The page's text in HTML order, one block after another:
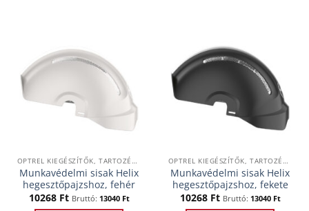
OPTREL KIEGÉSZÍTŐK, TARTOZÉKOK
Munkavédelmi sisak Helix
hegesztőpajzshoz, fehér
10268 Ft Bruttó: 13040 Ft
OPTREL KIEGÉSZÍTŐK, TARTOZÉKOK
Munkavédelmi sisak Helix
hegesztőpajzshoz, fekete
10268 Ft Bruttó: 13040 Ft